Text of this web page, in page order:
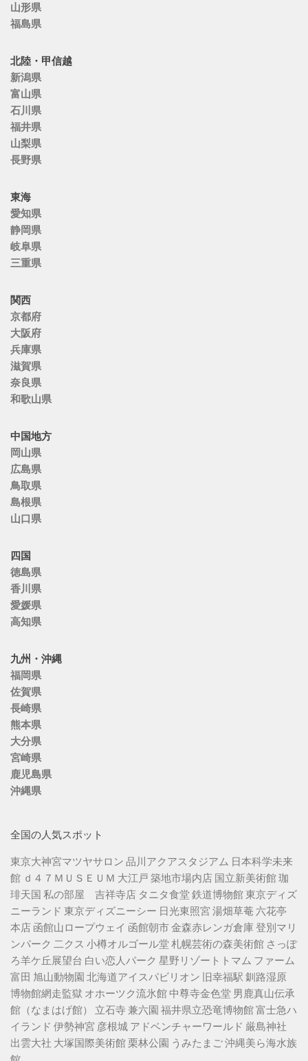
山形県
福島県
北陸・甲信越
新潟県
富山県
石川県
福井県
山梨県
長野県
東海
愛知県
静岡県
岐阜県
三重県
関西
京都府
大阪府
兵庫県
滋賀県
奈良県
和歌山県
中国地方
岡山県
広島県
鳥取県
島根県
山口県
四国
徳島県
香川県
愛媛県
高知県
九州・沖縄
福岡県
佐賀県
長崎県
熊本県
大分県
宮崎県
鹿児島県
沖縄県
全国の人気スポット
東京大神宮マツヤサロン 品川アクアスタジアム 日本科学未来
館 ｄ４７ＭＵＳＥＵＭ 大江戸 築地市場内店 国立新美術館珈
琲天国 私の部屋 吉祥寺店 タニタ食堂 鉄道博物館東京ディズ
ニーランド 東京ディズニーシー 日光東照宮 湯畑草菴 六花亭
本店 函館山ロープウェイ 函館朝市金森赤レンガ倉庫登別マリ
ンパーク 二クス 小樽オルゴール堂 札幌芸術の森美術館 さっぽ
ろ羊ケ丘展望台 白い恋人パーク 星野リゾートトマム ファーム
富田 旭山動物園 北海道アイスパビリオン 旧幸福駅 釧路湿原
博物館網走監獄 オホーツク流氷館 中尊寺金色堂 男鹿真山伝承
館（なまはげ館）
立石寺兼六園 福井県立恐竜博物館富士急ハ
イランド 伊勢神宮 彦根城 アドベンチャーワールド 厳島神社
出雲大社 大塚国際美術館栗林公園 うみたまご沖縄美ら海水族